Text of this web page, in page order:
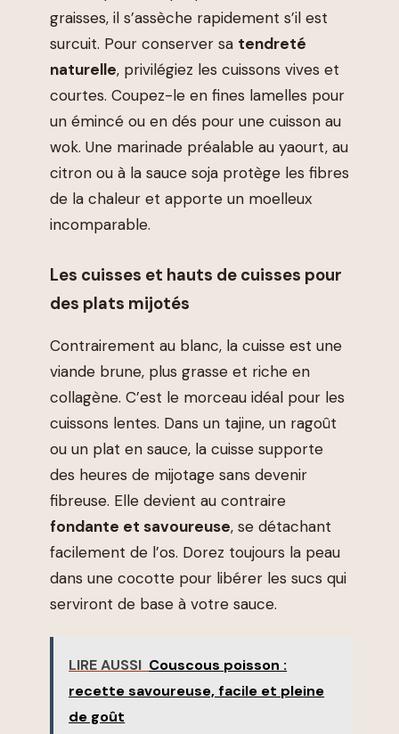
graisses, il s’assèche rapidement s’il est
surcuit. Pour conserver sa tendreté
naturelle, privilégiez les cuissons vives et
courtes. Coupez-le en fines lamelles pour
un émincé ou en dés pour une cuisson au
wok. Une marinade préalable au yaourt, au
citron ou à la sauce soja protège les fibres
de la chaleur et apporte un moelleux
incomparable.
Les cuisses et hauts de cuisses pour
des plats mijotés
Contrairement au blanc, la cuisse est une
viande brune, plus grasse et riche en
collagène. C’est le morceau idéal pour les
cuissons lentes. Dans un tajine, un ragoût
ou un plat en sauce, la cuisse supporte
des heures de mijotage sans devenir
fibreuse. Elle devient au contraire
fondante et savoureuse, se détachant
facilement de l’os. Dorez toujours la peau
dans une cocotte pour libérer les sucs qui
serviront de base à votre sauce.
LIRE AUSSI Couscous poisson :
recette savoureuse, facile et pleine
de goût